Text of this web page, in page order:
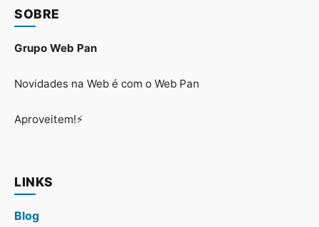
SOBRE
Grupo Web Pan
Novidades na Web é com o Web Pan
Aproveitem!⚡
LINKS
Blog